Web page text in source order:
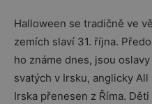
Halloween se tradičně ve
zemích slaví 31. října.
ho známe dnes, jsou
svatých v Irsku, anglicky All
Irska přenesen z Říma.